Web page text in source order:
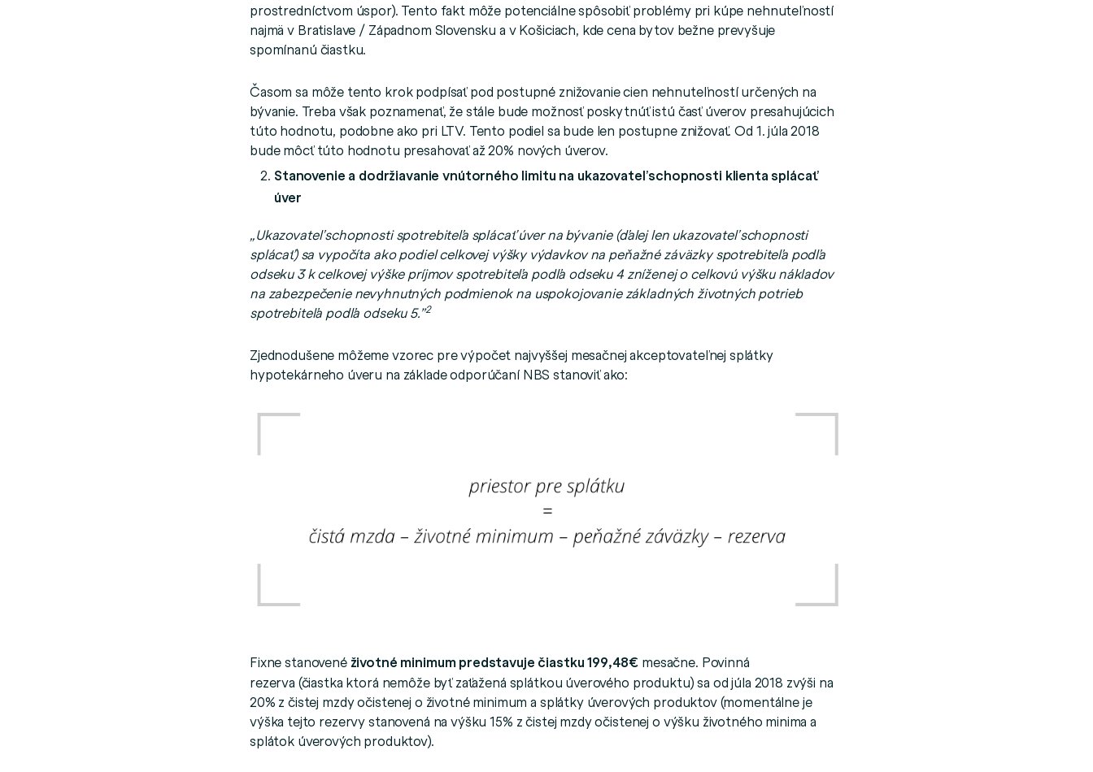
prostredníctvom úspor). Tento fakt môže potenciálne spôsobiť problémy pri kúpe nehnuteľností
najmä v Bratislave / Západnom Slovensku a v Košiciach, kde cena bytov bežne prevyšuje
spomínanú čiastku.
Časom sa môže tento krok podpísať pod postupné znižovanie cien nehnuteľností určených na
bývanie. Treba však poznamenať, že stále bude možnosť poskytnúť istú časť úverov presahujúcich
túto hodnotu, podobne ako pri LTV. Tento podiel sa bude len postupne znižovať. Od 1. júla 2018
bude môcť túto hodnotu presahovať až 20% nových úverov.
Stanovenie a dodržiavanie vnútorného limitu na ukazovateľ schopnosti klienta splácať
úver
„Ukazovateľ schopnosti spotrebiteľa splácať úver na bývanie (ďalej len ukazovateľ schopnosti
splácať) sa vypočíta ako podiel celkovej výšky výdavkov na peňažné záväzky spotrebiteľa podľa
odseku 3 k celkovej výške príjmov spotrebiteľa podľa odseku 4 zníženej o celkovú výšku nákladov
na zabezpečenie nevyhnutných podmienok na uspokojovanie základných životných potrieb
spotrebiteľa podľa odseku 5.”2
Zjednodušene môžeme vzorec pre výpočet najvyššej mesačnej akceptovateľnej splátky
hypotekárneho úveru na základe odporúčaní NBS stanoviť ako:
Fixne stanovené životné minimum predstavuje čiastku 199,48€ mesačne. Povinná
rezerva (čiastka ktorá nemôže byť zaťažená splátkou úverového produktu) sa od júla 2018 zvýši na
20% z čistej mzdy očistenej o životné minimum a splátky úverových produktov (momentálne je
výška tejto rezervy stanovená na výšku 15% z čistej mzdy očistenej o výšku životného minima a
splátok úverových produktov).